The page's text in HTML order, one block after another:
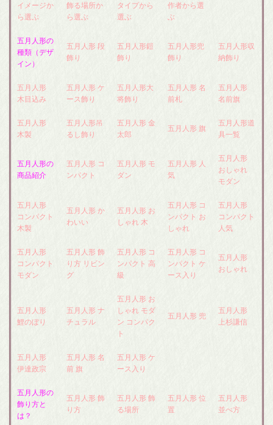
イメージか
ら選ぶ
飾る場所か
ら選ぶ
タイプから
選ぶ
作者から選
ぶ
五月人形の
種類（デザ
イン）
五月人形 段
飾り
五月人形鎧
飾り
五月人形兜
飾り
五月人形収
納飾り
五月人形
木目込み
五月人形 ケ
ース飾り
五月人形大
将飾り
五月人形 名
前札
五月人形
名前旗
五月人形
木製
五月人形吊
るし飾り
五月人形 金
太郎
五月人形 旗
五月人形道
具一覧
五月人形の
商品紹介
五月人形 コ
ンパクト
五月人形 モ
ダン
五月人形 人
気
五月人形
おしゃれ
モダン
五月人形
コンパクト
木製
五月人形 か
わいい
五月人形 お
しゃれ 木
五月人形 コ
ンパクト お
しゃれ
五月人形
コンパクト
人気
五月人形
コンパクト
モダン
五月人形 飾
り方 リビン
グ
五月人形 コ
ンパクト 高
級
五月人形 コ
ンパクト ケ
ース入り
五月人形
おしゃれ
五月人形
鯉のぼり
五月人形 ナ
チュラル
五月人形 お
しゃれ モダ
ン コンパク
ト
五月人形 兜
五月人形
上杉謙信
五月人形
伊達政宗
五月人形 名
前 旗
五月人形 ケ
ース入り
五月人形の
飾り方と
は？
五月人形 飾
り方
五月人形 飾
る場所
五月人形 位
置
五月人形
並べ方